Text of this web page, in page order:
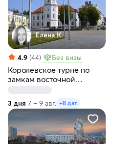
Елена К.
4.9 (44) Без визы
Королевское турне по
замкам восточной
3 дня 7 – 9 авг. +8 дат